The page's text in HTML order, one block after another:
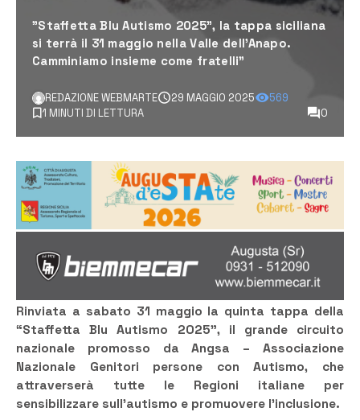
"Staffetta Blu Autismo 2025", la tappa siciliana
si terrà il 31 maggio nella Valle dell’Anapo.
Camminiamo insieme come fratelli”
REDAZIONE WEBMARTE 29 MAGGIO 2025
569
1 MINUTI DI LETTURA
0
Rinviata a sabato 31 maggio la quinta tappa della
“Staffetta Blu Autismo 2025”, il grande circuito
nazionale promosso da Angsa – Associazione
Nazionale Genitori persone con Autismo, che
attraverserà tutte le Regioni italiane per
sensibilizzare sull’autismo e promuovere l’inclusione.